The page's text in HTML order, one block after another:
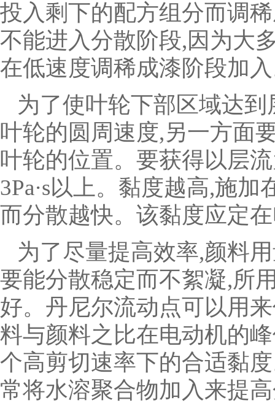
投入剩下的配方组分而调
不能进入分散阶段,因为大
在低速度调稀成漆阶段加
为了使叶轮下部区域达
叶轮的圆周速度,另一方面
叶轮的位置。要获得以层
3Pa·s以上。黏度越高,施
而分散越快。该黏度应定
为了尽量提高效率,颜料
要能分散稳定而不絮凝,所
好。丹尼尔流动点可以用
料与颜料之比在电动机的
个高剪切速率下的合适黏
常将水溶聚合物加入来提